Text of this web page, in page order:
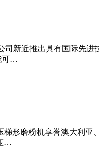
司新近推出具有国际先
可…
梯形磨粉机享誉澳大利
…